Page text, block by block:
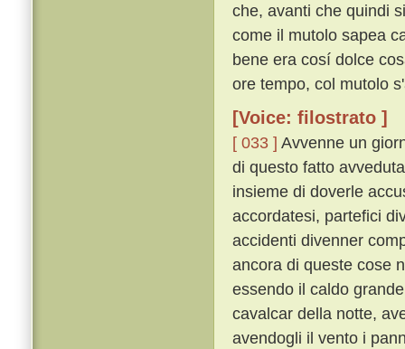
che, avanti che quindi
come il mutolo sapea
bene era cosí dolce
ore tempo, col mutolo
[Voice: filostrato ]
[ 033 ] Avvenne un
di questo fatto
insieme di doverle
accordatesi, partefici
accidenti divenner
ancora di queste cose
essendo il caldo
cavalcar della notte,
avendogli il vento i